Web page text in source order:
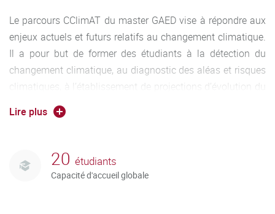
Le parcours CClimAT du master GAED vise à répondre aux
enjeux actuels et futurs relatifs au changement climatique.
Il a pour but de former des étudiants à la détection du
changement climatique, au diagnostic des aléas et risques
climatiques, à l’établissement de projections d’évolution du
climat, à l’évaluation des impacts environnementaux et à la
mise en place de politiques d’adaptation, notamment
des territoires, comme support d’application de politiques
d’atténuation du changement climatique et de mesures
Lire plus
20 étudiants
Capacité d'accueil globale